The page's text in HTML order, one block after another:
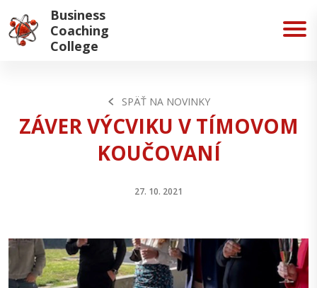
Business
Coaching
College
SPÄŤ NA NOVINKY
ZÁVER VÝCVIKU V TÍMOVOM
KOUČOVANÍ
27. 10. 2021